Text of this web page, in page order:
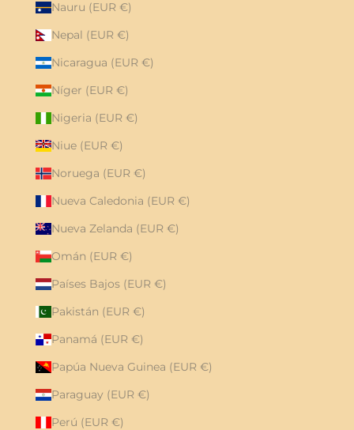
Nauru (EUR €)
Nepal (EUR €)
Nicaragua (EUR €)
Níger (EUR €)
Nigeria (EUR €)
Niue (EUR €)
Noruega (EUR €)
Nueva Caledonia (EUR €)
Nueva Zelanda (EUR €)
Omán (EUR €)
Países Bajos (EUR €)
Pakistán (EUR €)
Panamá (EUR €)
Papúa Nueva Guinea (EUR €)
Paraguay (EUR €)
Perú (EUR €)